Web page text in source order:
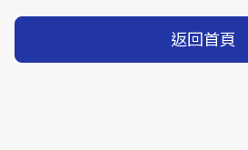
返回首頁